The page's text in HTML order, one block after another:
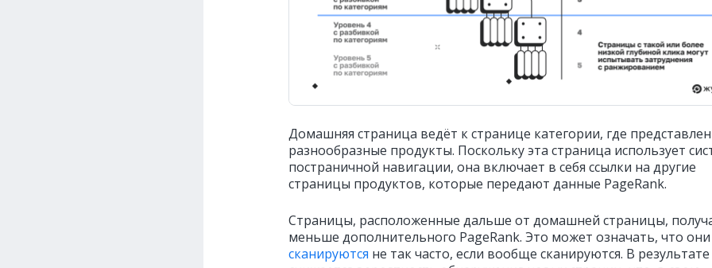
Домашняя страница ведёт к странице категории, где
разнообразные продукты. Поскольку эта страница использует
постраничной навигации, она включает в себя ссылки на другие
страницы продуктов, которые передают данные PageRank.
Страницы, расположенные дальше от домашней страницы,
меньше дополнительного PageRank. Это может означать, что они
сканируются не так часто, если вообще сканируются. В результате